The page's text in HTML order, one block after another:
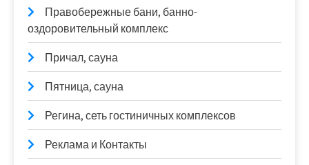
Правобережные бани, банно-
оздоровительный комплекс
Причал, сауна
Пятница, сауна
Регина, сеть гостиничных комплексов
Реклама и Контакты